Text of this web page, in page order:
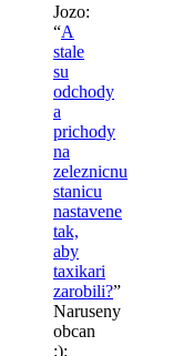
Jozo:
“A
stale
su
odchody
a
prichody
na
zeleznicnu
stanicu
nastavene
tak,
aby
taxikari
zarobili?”
Naruseny
obcan
:):